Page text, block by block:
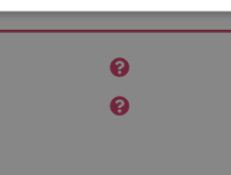
que la connexion des utilisateurs et la
strictement nécessaires.